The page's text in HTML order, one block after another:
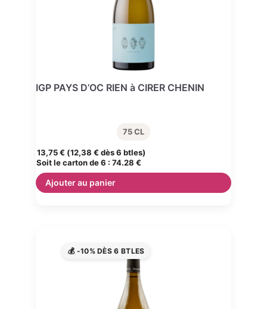
IGP PAYS D’OC RIEN à CIRER CHENIN
75 CL
13,75€ (12,38 € dès 6 btles)
Soit le carton de 6 : 74.28 €
Ajouter au panier
💰 -10% DÈS 6 BTLES